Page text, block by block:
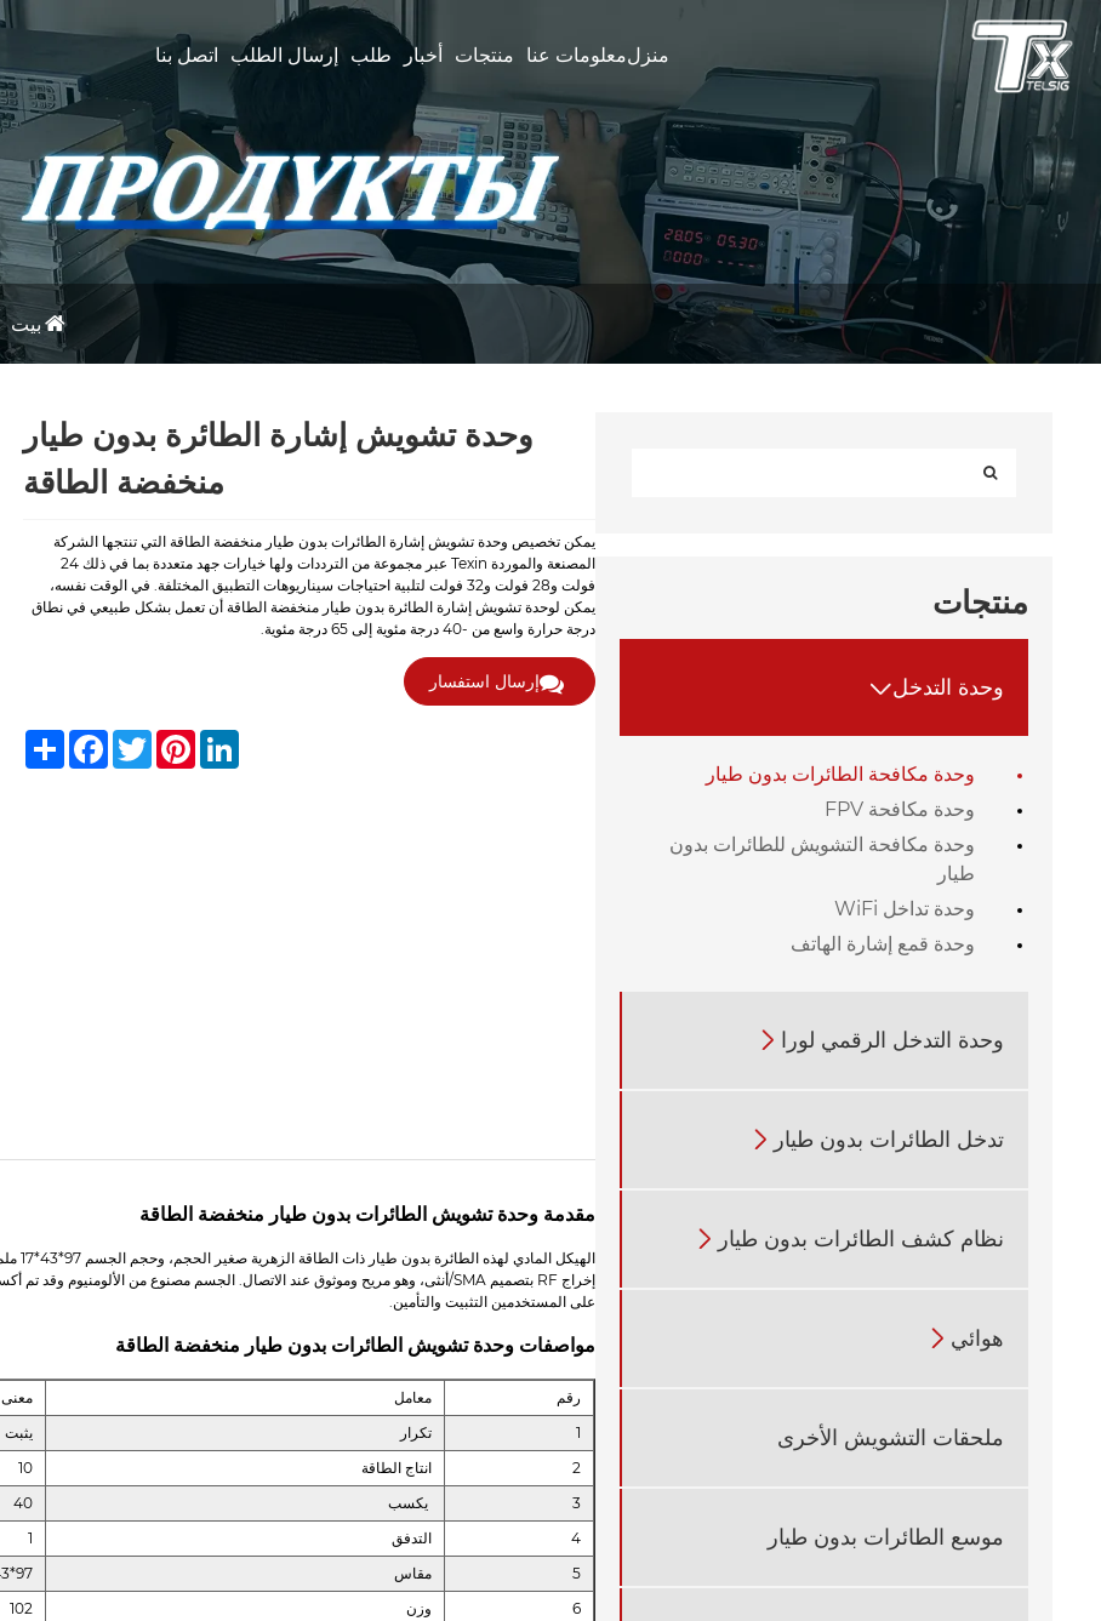
منزلمعلومات عنا منتجات أخبار طلب إرسال الطلب اتصل بنا
بيت
منتجات
وحدة التدخل
وحدة مكافحة الطائرات بدون طيار
وحدة مكافحة FPV
وحدة مكافحة التشويش للطائرات بدون
طيار
وحدة تداخل WiFi
وحدة قمع إشارة الهاتف
وحدة التدخل الرقمي لورا 
تدخل الطائرات بدون طيار 
نظام كشف الطائرات بدون طيار 
هوائي 
ملحقات التشويش الأخرى
موسع الطائرات بدون طيار
وحدة تشويش إشارة الطائرة بدون طيار
منخفضة الطاقة
يمكن تخصيص وحدة تشويش إشارة الطائرات بدون طيار منخفضة الطاقة التي تنتجها الشركة
المصنعة والموردة Texin عبر مجموعة من الترددات ولها خيارات جهد متعددة بما في ذلك 24
فولت و28 فولت و32 فولت لتلبية احتياجات سيناريوهات التطبيق المختلفة. في الوقت نفسه،
يمكن لوحدة تشويش إشارة الطائرة بدون طيار منخفضة الطاقة أن تعمل بشكل طبيعي في نطاق
درجة حرارة واسع من -40 درجة مئوية إلى 65 درجة مئوية.
إرسال استفسار
ShareFacebookTwitterPinterestLinkedIn
مقدمة وحدة تشويش الطائرات بدون طيار منخفضة الطاقة
على المستخدمين التثبيت والتأمين.
مواصفات وحدة تشويش الطائرات بدون طيار منخفضة الطاقة
رقم معامل معنى
1
تكرار يثبت
2
انتاج الطاقة 10
3
يكسب 40
4
التدفق 1
5
مقاس 97*43*17
6
وزن 102